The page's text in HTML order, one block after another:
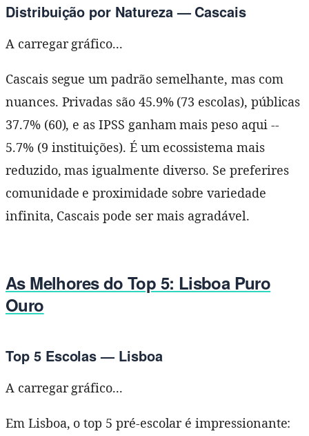
Distribuição por Natureza — Cascais
A carregar gráfico...
Cascais segue um padrão semelhante, mas com
nuances. Privadas são 45.9% (73 escolas), públicas
37.7% (60), e as IPSS ganham mais peso aqui --
5.7% (9 instituições). É um ecossistema mais
reduzido, mas igualmente diverso. Se preferires
comunidade e proximidade sobre variedade
infinita, Cascais pode ser mais agradável.
As Melhores do Top 5: Lisboa Puro
Ouro
Top 5 Escolas — Lisboa
A carregar gráfico...
Em Lisboa, o top 5 pré-escolar é impressionante: